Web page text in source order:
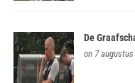
De
on 7